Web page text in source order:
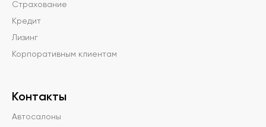
Страхование
Кредит
Лизинг
Корпоративным клиентам
Контакты
Автосалоны